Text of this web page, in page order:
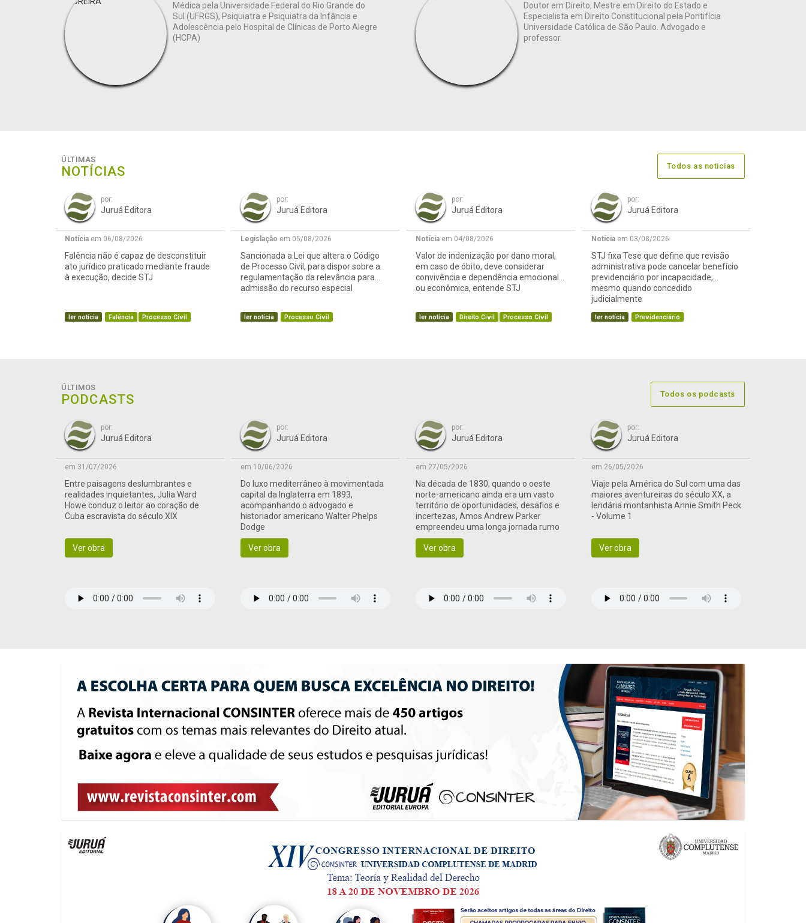
Médica pela Universidade Federal do Rio Grande do
Sul (UFRGS), Psiquiatra e Psiquiatra da Infância e
Adolescência pelo Hospital de Clínicas de Porto Alegre
(HCPA)
Doutor em Direito, Mestre em Direito do Estado e
Especialista em Direito Constitucional pela Pontifícia
Universidade Católica de São Paulo. Advogado e
professor.
ÚLTIMAS
NOTÍCIAS Todos as noticias
por:
Juruá Editora
Notícia em 06/08/2026
Falência não é capaz de desconstituir
ato jurídico praticado mediante fraude
à execução, decide STJ
ler notícia Falência Processo Civil
por:
Juruá Editora
Legislação em 05/08/2026
Sancionada a Lei que altera o Código
de Processo Civil, para dispor sobre a
regulamentação da relevância para
admissão do recurso especial
ler notícia Processo Civil
por:
Juruá Editora
Notícia em 04/08/2026
Valor de indenização por dano moral,
em caso de óbito, deve considerar
convivência e dependência emocional
ou econômica, entende STJ
ler notícia Direito Civil Processo Civil
por:
Juruá Editora
Notíciaem 03/08/2026
STJ fixa Tese que define que revisão
administrativa pode cancelar benefício
previdenciário por incapacidade,
mesmo quando concedido
judicialmente
ler notícia Previdenciário
ÚLTIMOS
PODCASTS Todos os podcasts
por:
Juruá Editora
em 31/07/2026
Entre paisagens deslumbrantes e
realidades inquietantes, Julia Ward
Howe conduz o leitor ao coração de
Cuba escravista do século XIX
Ver obra
por:
Juruá Editora
em 10/06/2026
Do luxo mediterrâneo à movimentada
capital da Inglaterra em 1893,
acompanhando o advogado e
historiador americano Walter Phelps
Dodge
Ver obra
por:
Juruá Editora
em 27/05/2026
Na década de 1830, quando o oeste
norte-americano ainda era um vasto
território de oportunidades, desafios e
incertezas, Amos Andrew Parker
empreendeu uma longa jornada rumo
às terras de fronteira
Ver obra
por:
Juruá Editora
em 26/05/2026
Viaje pela América do Sul com uma das
maiores aventureiras do século XX, a
lendária montanhista Annie Smith Peck
- Volume 1
Ver obra